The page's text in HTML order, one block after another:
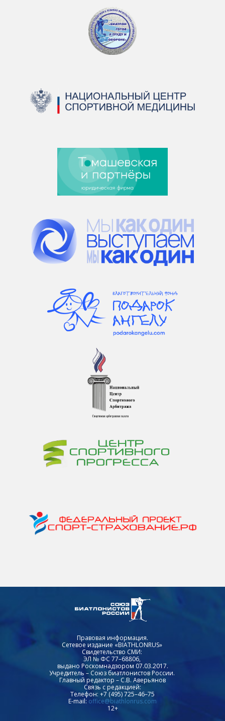
Правовая информация.
Сетевое издание «BIATHLONRUS»
Свидетельство СМИ:
ЭЛ № ФС 77–68806,
выдано Роскомнадзором 07.03.2017.
Учредитель – Союз биатлонистов России.
Главный редактор – С.В. Аверьянов
Связь с редакцией:
Телефон: +7 (495) 725–46–75
E-mail: office@biathlonrus.com
12+